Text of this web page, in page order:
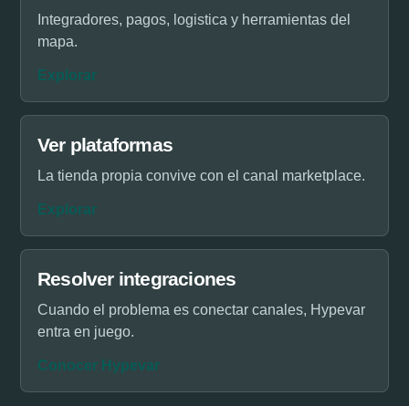
Integradores, pagos, logistica y herramientas del
mapa.
Explorar
Ver plataformas
La tienda propia convive con el canal marketplace.
Explorar
Resolver integraciones
Cuando el problema es conectar canales, Hypevar
entra en juego.
Conocer Hypevar